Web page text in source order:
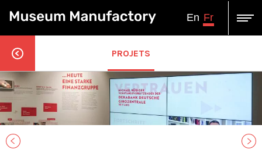
En Fr
PROJETS